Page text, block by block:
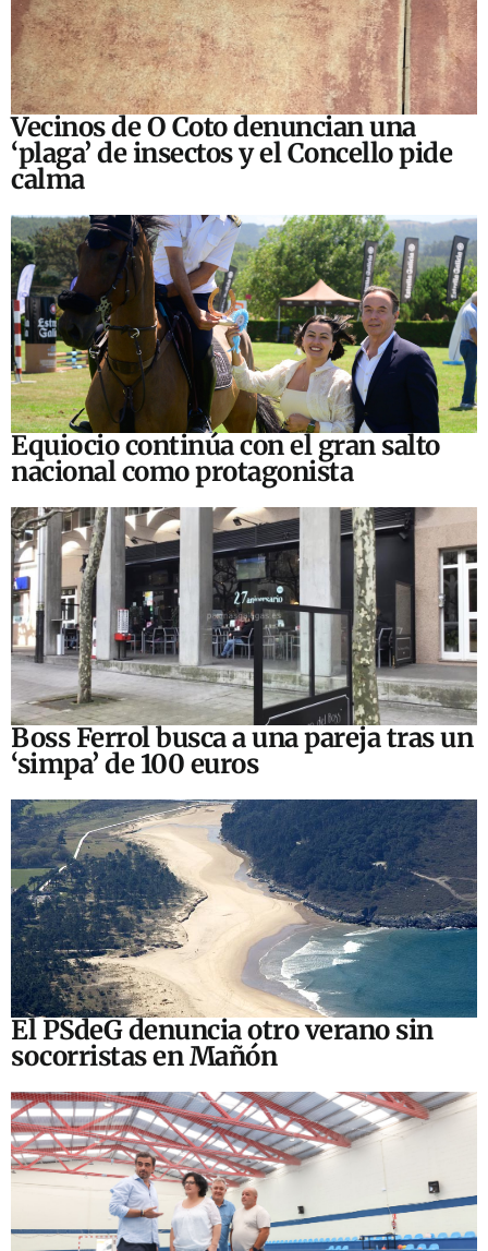
Vecinos de O Coto denuncian una
‘plaga’ de insectos y el Concello pide
calma
Equiocio continúa con el gran salto
nacional como protagonista
Boss Ferrol busca a una pareja tras un
‘simpa’ de 100 euros
El PSdeG denuncia otro verano sin
socorristas en Mañón